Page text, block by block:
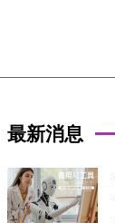
最新消息